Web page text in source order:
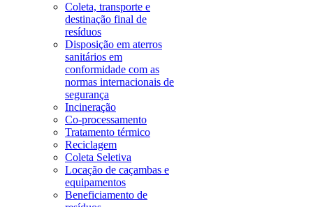
Coleta, transporte e
destinação final de
resíduos
Disposição em aterros
sanitários em
conformidade com as
normas internacionais de
segurança
Incineração
Co-processamento
Tratamento térmico
Reciclagem
Coleta Seletiva
Locação de caçambas e
equipamentos
Beneficiamento de